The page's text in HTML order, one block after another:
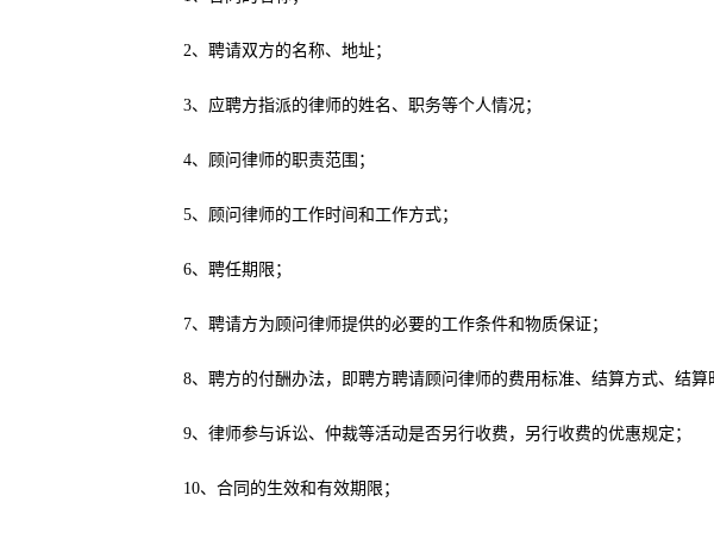
2、聘请双方的名称、地址；
3、应聘方指派的律师的姓名、职务等个人情况；
4、顾问律师的职责范围；
5、顾问律师的工作时间和工作方式；
6、聘任期限；
7、聘请方为顾问律师提供的必要的工作条件和物质保证；
8、聘方的付酬办法，即聘方聘请顾问律师的费用标准、结算方式、结算
9、律师参与诉讼、仲裁等活动是否另行收费，另行收费的优惠规定；
10、合同的生效和有效期限；